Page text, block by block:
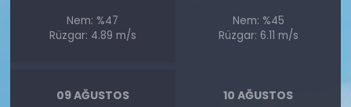
Nem: %47
Rüzgar: 4.89 m/s
Nem: %45
Rüzgar: 6.11 m/s
09 AĞUSTOS 10 AĞUSTOS